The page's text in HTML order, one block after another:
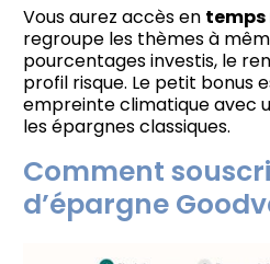
Vous aurez accès en temps
regroupe les thèmes à
pourcentages investis, le
profil risque. Le petit bonus
empreinte climatique avec
les épargnes classiques.
Comment
d’épargne